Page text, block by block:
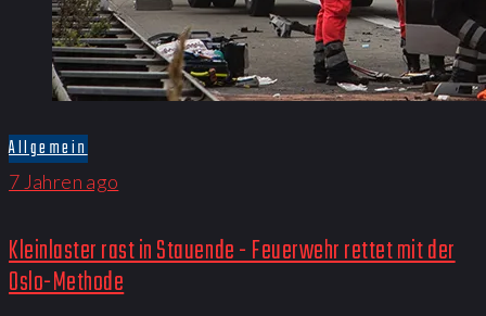
Allgemein
7 Jahren ago
Kleinlaster rast in Stauende - Feuerwehr rettet mit der
Oslo-Methode